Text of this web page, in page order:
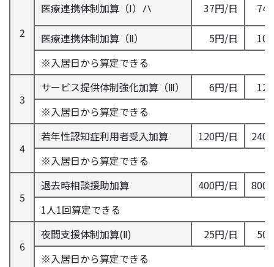
2
医療連携体制加算（Ⅰ）ハ 37円/日 74
医療連携体制加算（Ⅱ） 5円/日
10
※入居日から算定できる
3
サービス提供体制強化加算（Ⅲ） 6円/日
12
※入居日から算定できる
4
若年性認知症利用者受入加算 120円/日
240
※入居日から算定できる
5
退去時相談援助加算 400円/日
800
1人1回算定できる
6
夜間支援体制加算(Ⅱ) 25円/日
50
※入居日から算定できる